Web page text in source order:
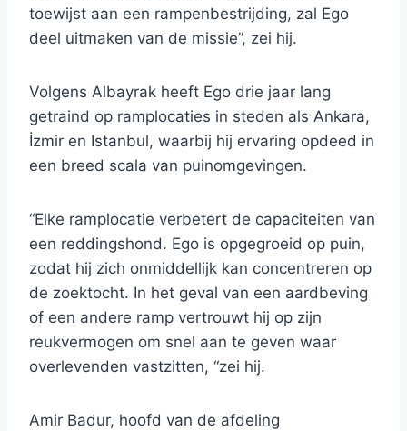
toewijst aan een rampenbestrijding, zal Ego
deel uitmaken van de missie”, zei hij.
Volgens Albayrak heeft Ego drie jaar lang
getraind op ramplocaties in steden als Ankara,
İzmir en Istanbul, waarbij hij ervaring opdeed in
een breed scala van puinomgevingen.
“Elke ramplocatie verbetert de capaciteiten van
een reddingshond. Ego is opgegroeid op puin,
zodat hij zich onmiddellijk kan concentreren op
de zoektocht. In het geval van een aardbeving
of een andere ramp vertrouwt hij op zijn
reukvermogen om snel aan te geven waar
overlevenden vastzitten, “zei hij.
Amir Badur, hoofd van de afdeling